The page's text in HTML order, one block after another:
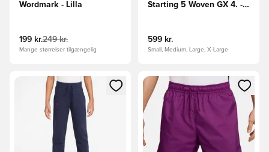
Wordmark - Lilla
199 kr.249 kr.
Mange størrelser tilgængelig
Starting 5 Woven GX 4. -
599 kr.
Small, Medium, Large, X-Large
Åbner en Modal til at logge ind eller tilmelde dig som
Åbner en Modal til at logge